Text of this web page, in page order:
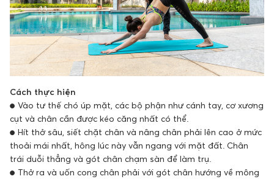
Cách thực hiện
● Vào tư thế chó úp mặt, các bộ phận như cánh tay, cơ xương
cụt và chân cần được kéo căng nhất có thể.
● Hít thở sâu, siết chặt chân và nâng chân phải lên cao ở mức
thoải mái nhất, hông lúc này vẫn ngang với mặt đất. Chân
trái duỗi thẳng và gót chân chạm sàn để làm trụ.
● Thở ra và uốn cong chân phải với gót chân hướng về mông